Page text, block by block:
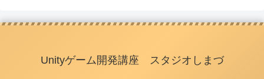
Unityゲーム開発講座 スタジオしまづ